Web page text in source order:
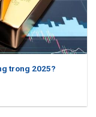
trong 2025?